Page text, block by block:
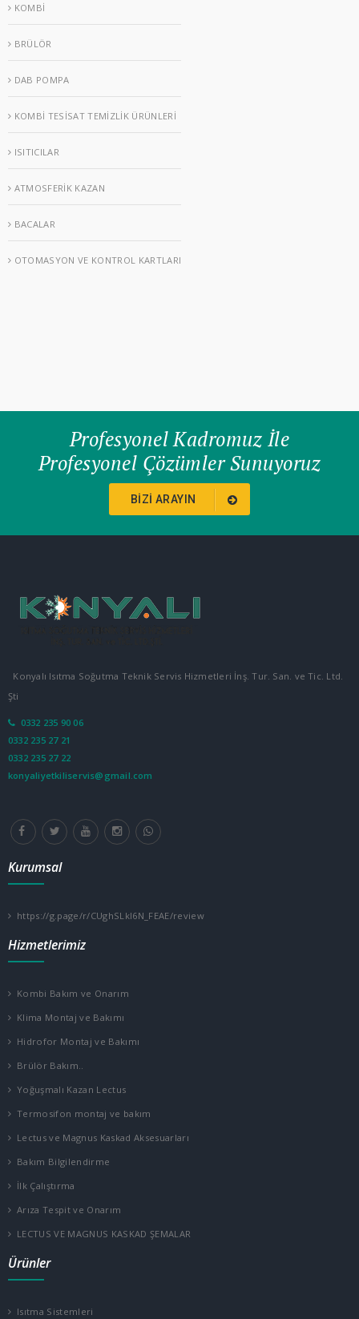
KOMBİ
BRÜLÖR
DAB POMPA
KOMBİ TESİSAT TEMİZLİK ÜRÜNLERİ
ISITICILAR
ATMOSFERİK KAZAN
BACALAR
OTOMASYON VE KONTROL KARTLARI
Profesyonel Kadromuz İle
Profesyonel Çözümler Sunuyoruz
BIZI ARAYIN
Konyalı Isıtma Soğutma Teknik Servis Hizmetleri İnş. Tur. San. ve Tic. Ltd.
Şti
0332 235 90 06
0332 235 27 21
0332 235 27 22
konyaliyetkiliservis@gmail.com
Kurumsal
https://g.page/r/CUghSLkl6N_FEAE/review
Hizmetlerimiz
Kombi Bakım ve Onarım
Klima Montaj ve Bakımı
Hidrofor Montaj ve Bakımı
Brülör Bakım..
Yoğuşmalı Kazan Lectus
Termosifon montaj ve bakım
Lectus ve Magnus Kaskad Aksesuarları
Bakım Bilgilendirme
İlk Çalıştırma
Arıza Tespit ve Onarım
LECTUS VE MAGNUS KASKAD ŞEMALAR
Ürünler
Isıtma Sistemleri